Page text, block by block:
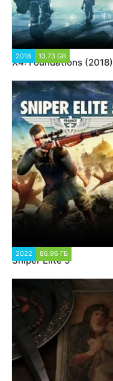
2018 13.73 GB 18 849
X4: Foundations (2018)
2022 86.96 ГБ
Sniper Elite 5